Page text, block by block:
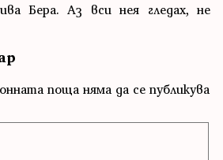
Бера. Аз вси нея гледах, не
поща няма да се публикува